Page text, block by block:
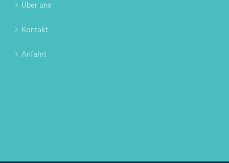
Über uns
Kontakt
Anfahrt